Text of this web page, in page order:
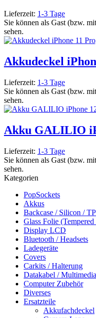
Lieferzeit: 1-3 Tage
Sie können als Gast (bzw.
sehen.
Akkudeckel
Lieferzeit: 1-3 Tage
Sie können als Gast (bzw.
sehen.
Akku GALILIO
Lieferzeit: 1-3 Tage
Sie können als Gast (bzw.
sehen.
Kategorien
PopSockets
Akkus
Backcase / Silicon /
Glass Folie (Tempered
Display LCD
Bluetooth / Headsets
Ladegeräte
Covers
Carkits / Halterung
Datakabel / Multimedia
Computer Zubehör
Diverses
Ersatzteile
Akkufachdeckel